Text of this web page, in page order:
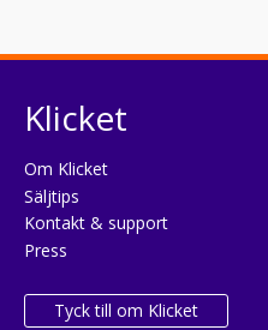
Klicket
Om Klicket
Säljtips
Kontakt & support
Press
Tyck till om Klicket